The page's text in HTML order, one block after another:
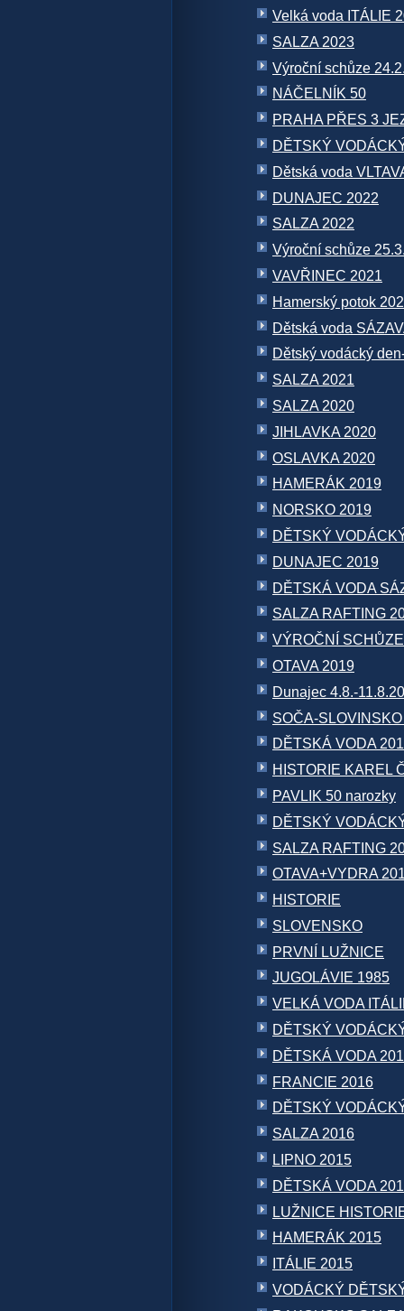
Velká voda ITÁLIE
SALZA 2023
Výroční schůze
NÁČELNÍK 50
PRAHA PŘES 3
DĚTSKÝ
Dětská voda
DUNAJEC 2022
SALZA 2022
Výroční schůze
VAVŘINEC 2021
Hamerský potok
Dětská voda
Dětský vodácký
SALZA 2021
SALZA 2020
JIHLAVKA 2020
OSLAVKA 2020
HAMERÁK 2019
NORSKO 2019
DĚTSKÝ
DUNAJEC 2019
DĚTSKÁ VODA
SALZA RAFTING
VÝROČNÍ
OTAVA 2019
Dunajec 4.8.-
SOČA-
DĚTSKÁ VODA
HISTORIE KAREL
PAVLIK 50 narozky
DĚTSKÝ
SALZA RAFTING
OTAVA+VYDRA
HISTORIE
SLOVENSKO
PRVNÍ LUŽNICE
JUGOLÁVIE 1985
VELKÁ VODA
DĚTSKÝ
DĚTSKÁ VODA
FRANCIE 2016
DĚTSKÝ
SALZA 2016
LIPNO 2015
DĚTSKÁ VODA
LUŽNICE
HAMERÁK 2015
ITÁLIE 2015
VODÁCKÝ